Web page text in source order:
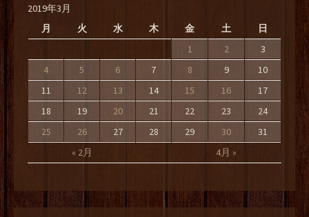
2019年3月
月
火 水 木 金 土 日
« 2月 4月 »
1 2
3
4
5 6 7 8 9
10
11
12 13 14 15 16
17
18
19 20 21 22 23
24
25
26 27 28 29 30 31